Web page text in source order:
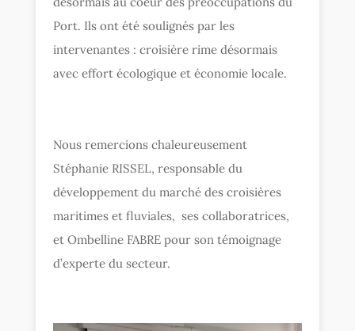
Port. Ils ont été soulignés par les
intervenantes : croisière rime désormais
avec effort écologique et économie locale.
Nous remercions chaleureusement
Stéphanie RISSEL, responsable du
développement du marché des croisières
maritimes et fluviales, ses collaboratrices,
et Ombelline FABRE pour son témoignage
d’experte du secteur.